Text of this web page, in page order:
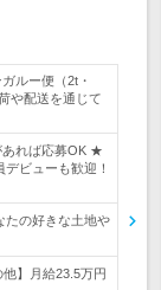
ルー便（2t・
や配送を通じて
あれば応募OK ★
ビューも歓迎！
の好きな土地や
他】月給23.5万円